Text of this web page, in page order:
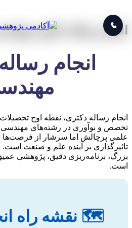
📞
انجام رساله دکتری
انجام
انجام رساله دکتری، نقطه اوج
تخصص و نوآوری در رشته‌های
علمی پرچالش اما سرشار از
تاثیرگذاری بر آینده علم و صنعت
بزرگ، برنامه‌ریزی دقیق، پژوهشی
است.
🗺️ نقشه راه